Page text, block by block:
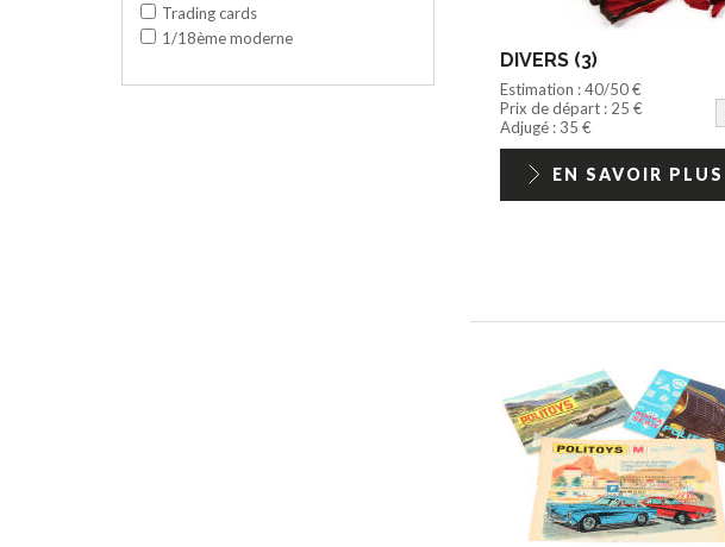
Trading cards
1/18ème moderne
DIVERS (3)
Estimation : 40/50 €
Prix de départ : 25 €
Adjugé : 35 €
EN SAVOIR PLUS